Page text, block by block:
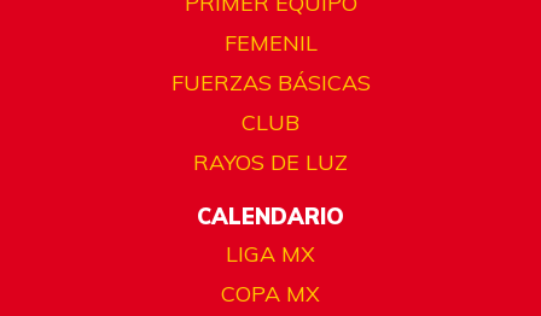
FEMENIL
FUERZAS BÁSICAS
CLUB
RAYOS DE LUZ
CALENDARIO
LIGA MX
COPA MX